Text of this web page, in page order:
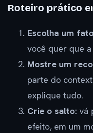
Roteiro prático
Escolha um
você quer que
Mostre um
parte do
explique tudo.
Crie o salto: vá
efeito, em um